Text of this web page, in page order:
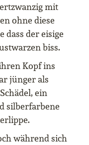
mit
ohne diese
dass der eisige
biss.
Kopf ins
jünger als
ein
silberfarbene
während sich